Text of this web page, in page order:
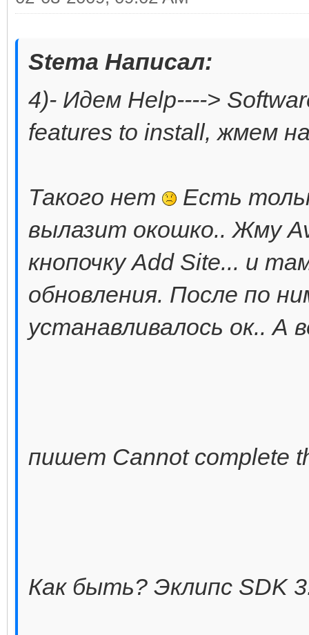
Stema Написал:
4)- Идем Help---->
features to install, жмем
Такого нет
Есть
вылазит окошко.. Жму
кнопочку Add Site... и
обновления. После по
устанавливалось ок.. А
пишет Сannot complete
Как быть? Эклипс SDK